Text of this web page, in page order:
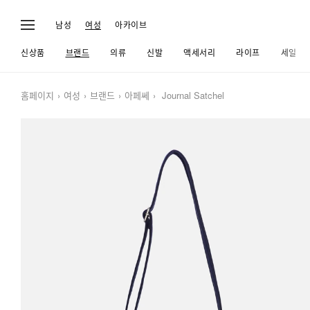
남성 여성 아카이브
신상품 브랜드 의류 신발 액세서리 라이프 세일
홈페이지 여성 브랜드 아페쎄 Journal Satchel